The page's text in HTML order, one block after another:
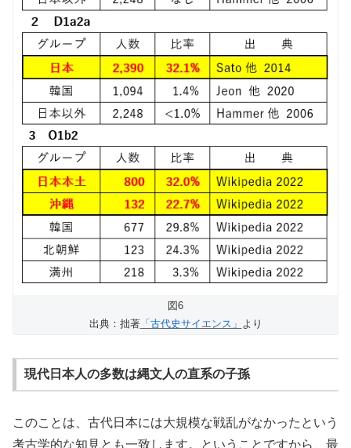
図6
出典：拙著「古代史サイエンス」 より
現代日本人の多数は縄文人の直系の子孫
このことは、古代日本には大規模な戦乱がなかったという
考古学的な知見とも一致します。ということですから、最